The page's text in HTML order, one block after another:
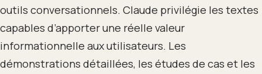
outils conversationnels. Claude privilégie les textes
capables d’apporter une réelle valeur
informationnelle aux utilisateurs. Les
démonstrations détaillées, les études de cas et les